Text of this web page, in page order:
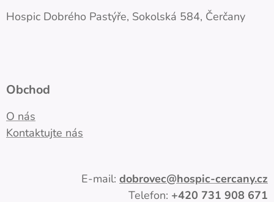
Hospic Dobrého Pastýře, Sokolská 584, Čerčany
Obchod
O nás
Kontaktujte nás
E-mail: dobrovec@hospic-cercany.cz
Telefon: +420 731 908 671